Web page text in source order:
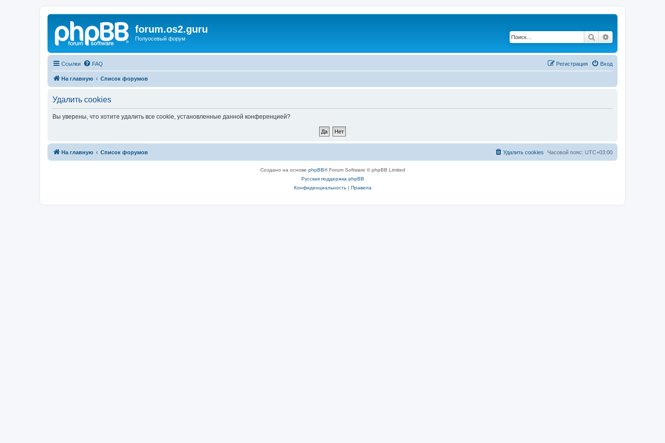
forum.os2.guru
Полуосевый форум Поиск
Ссылки FAQ Вход
Регистрация
На главную Список форумов
Удалить cookies
Вы уверены, что хотите удалить все cookie, установленные данной конференцией?
На главную Список форумов Часовой пояс: UTC+03:00
Удалить cookies
Создано на основе phpBB® Forum Software © phpBB Limited
Русская поддержка phpBB
Конфиденциальность| Правила